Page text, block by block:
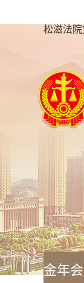
松滋法
金年